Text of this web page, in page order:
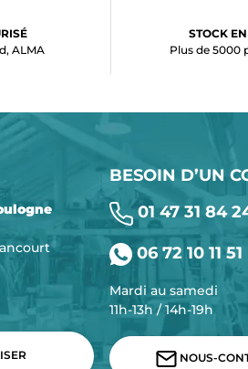
ALMA
STOCK
Plus de 5000
BESOIN D’UN
01 47 31 84
06 72 10 11 51
Mardi au samedi
11h-13h / 14h-19h
NOUS-